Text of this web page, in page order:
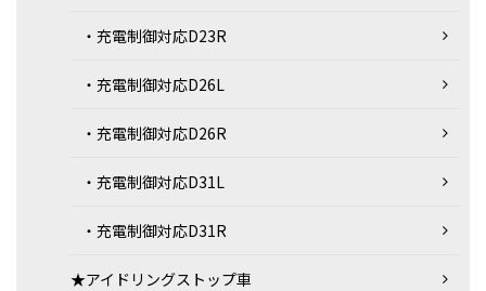
・充電制御対応D23R
・充電制御対応D26L
・充電制御対応D26R
・充電制御対応D31L
・充電制御対応D31R
★アイドリングストップ車